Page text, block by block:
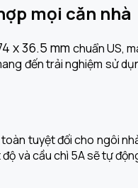
mọi căn nhà
x 36.5 mmchuẩn US,
đến trải nghiệm sử
tuyệt đối cho ngôi
và cầu chì 5A sẽ tự